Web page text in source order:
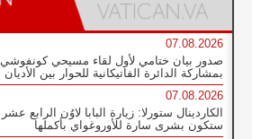
07.08.2026
صدور بيان ختامي لأول لقاء مسيحي كونفوشي
بمشاركة الدائرة الفاتيكانية للحوار بين الأديان
07.08.2026
الكاردينال ستورلا: زيارة البابا لاوُن الرابع عشر
ستكون بشرى سارة للأوروغواي بأكملها